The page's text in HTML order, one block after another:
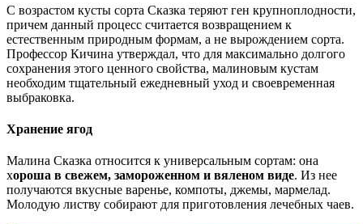
С возрастом кусты сорта Сказка теряют ген крупноплодности,
причем данный процесс считается возвращением к
естественным природным формам, а не вырождением сорта.
Профессор Кичина утверждал, что для максимально долгого
сохранения этого ценного свойства, малиновым кустам
необходим тщательный ежедневный уход и своевременная
выбраковка.
Хранение ягод
Малина Сказка относится к универсальным сортам: она
хороша в свежем, замороженном и вяленом виде. Из нее
получаются вкусные варенье, компоты, джемы, мармелад.
Молодую листву собирают для приготовления лечебных чаев.